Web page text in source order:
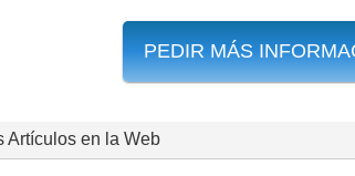
PEDIR MÁS
Artículos en la Web